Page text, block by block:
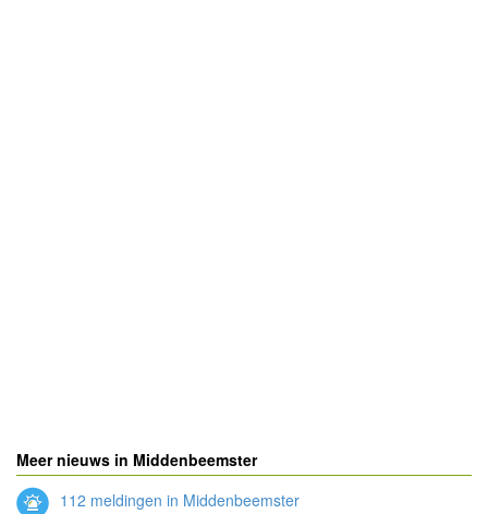
Meer nieuws in Middenbeemster
112 meldingen in Middenbeemster